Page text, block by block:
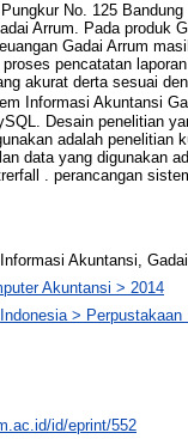
No. 125
Arrum. Pada produk
Gadai Arrum
pencatatan
akurat derta sesuai
Informasi Akuntansi
Desain penelitian
adalah penelitian
data yang digunakan
. perancangan
Akuntansi,
Akuntansi > 2014
> Perpustakaan
id/eprint/552